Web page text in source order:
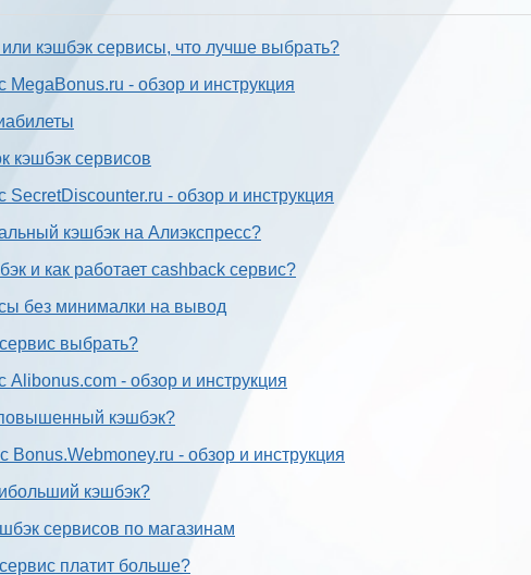
кэшбэк сервисы, что лучше выбрать?
MegaBonus.ru - обзор и инструкция
кэшбэк сервисов
SecretDiscounter.ru - обзор и инструкция
кэшбэк на Алиэкспресс?
и как работает cashback сервис?
без минималки на вывод
выбрать?
Alibonus.com - обзор и инструкция
кэшбэк?
Bonus.Webmoney.ru - обзор и инструкция
кэшбэк?
сервисов по магазинам
платит больше?